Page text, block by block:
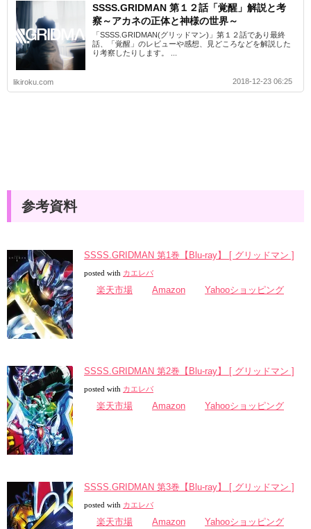
SSSS.GRIDMAN 第１２話「覚醒」解説と考
察～アカネの正体と神様の世界～
「SSSS.GRIDMAN(グリッドマン)」第１２話であり最終
話、「覚醒」のレビューや感想、見どころなどを解説した
り考察したりします。 ...
likiroku.com 2018-12-23 06:25
参考資料
SSSS.GRIDMAN 第1巻【Blu-ray】 [ グリッドマン ]
posted with カエレバ
楽天市場 Amazon Yahooショッピング
SSSS.GRIDMAN 第2巻【Blu-ray】 [ グリッドマン ]
posted with カエレバ
楽天市場 Amazon Yahooショッピング
SSSS.GRIDMAN 第3巻【Blu-ray】 [ グリッドマン ]
posted with カエレバ
楽天市場 Amazon Yahooショッピング